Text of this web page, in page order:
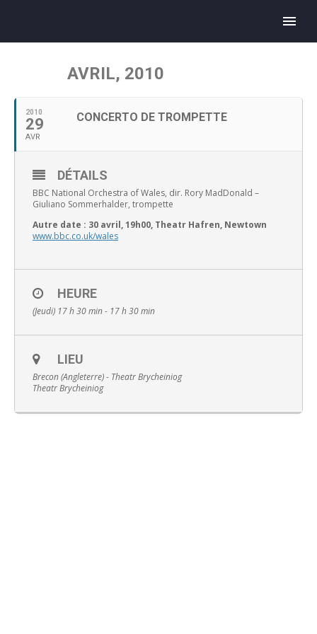
AVRIL, 2010
2010
29
AVR
CONCERTO DE TROMPETTE
DÉTAILS
BBC National Orchestra of Wales, dir. Rory MadDonald –
Giuliano Sommerhalder, trompette
Autre date : 30 avril, 19h00, Theatr Hafren, Newtown
www.bbc.co.uk/wales
HEURE
(Jeudi) 17 h 30 min - 17 h 30 min
LIEU
Brecon (Angleterre) - Theatr Brycheiniog
Theatr Brycheiniog